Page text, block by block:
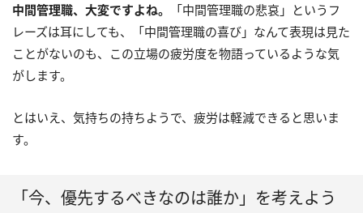
中間管理職、大変ですよね。
「中間管理職の悲哀」というフ
レーズは耳にしても、「中間管理職の喜び」なんて表現は見た
ことがないのも、この立場の疲労度を物語っているような気
がします。
とはいえ、気持ちの持ちようで、疲労は軽減できると思いま
す。
「今、優先するべきなのは誰か」を考えよう